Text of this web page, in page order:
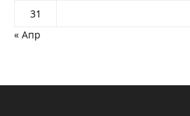
31
« Апр